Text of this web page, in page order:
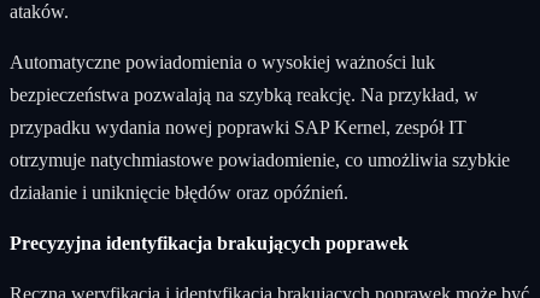
ataków.
Automatyczne powiadomienia o wysokiej ważności luk
bezpieczeństwa pozwalają na szybką reakcję. Na przykład, w
przypadku wydania nowej poprawki SAP Kernel, zespół IT
otrzymuje natychmiastowe powiadomienie, co umożliwia szybkie
działanie i uniknięcie błędów oraz opóźnień.
Precyzyjna identyfikacja brakujących poprawek